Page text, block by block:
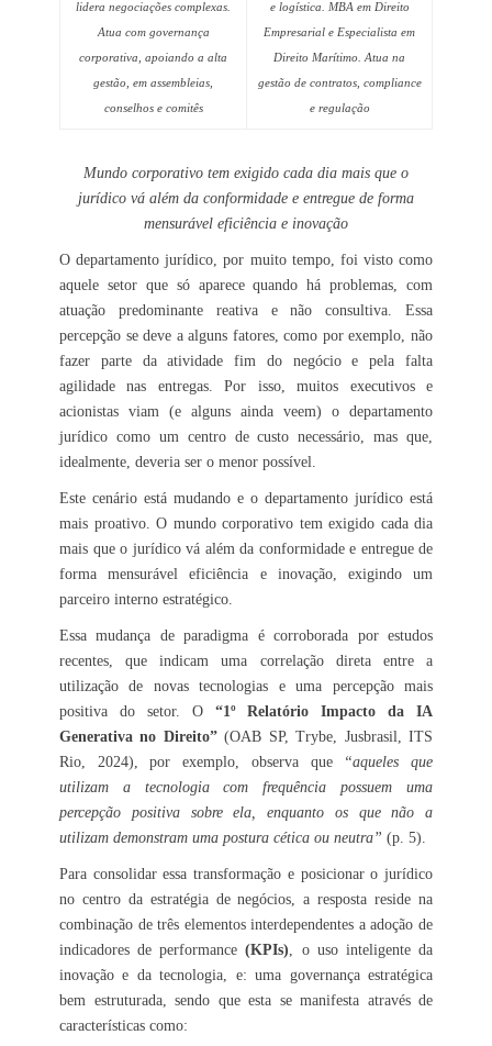
lidera negociações complexas.
Atua com governança
corporativa, apoiando a alta
gestão, em assembleias,
conselhos e comitês
e logística. MBA em Direito
Empresarial e Especialista em
Direito Marítimo. Atua na
gestão de contratos, compliance
e regulação
Mundo corporativo tem exigido cada dia mais que o
jurídico vá além da conformidade e entregue de forma
mensurável eficiência e inovação
O departamento jurídico, por muito tempo, foi visto como
aquele setor que só aparece quando há problemas, com
atuação predominante reativa e não consultiva. Essa
percepção se deve a alguns fatores, como por exemplo, não
fazer parte da atividade fim do negócio e pela falta
agilidade nas entregas. Por isso, muitos executivos e
acionistas viam (e alguns ainda veem) o departamento
jurídico como um centro de custo necessário, mas que,
idealmente, deveria ser o menor possível.
Este cenário está mudando e o departamento jurídico está
mais proativo. O mundo corporativo tem exigido cada dia
mais que o jurídico vá além da conformidade e entregue de
forma mensurável eficiência e inovação, exigindo um
parceiro interno estratégico.
Essa mudança de paradigma é corroborada por estudos
recentes, que indicam uma correlação direta entre a
utilização de novas tecnologias e uma percepção mais
positiva do setor. O “1º Relatório Impacto da IA
Generativa no Direito”(OAB SP, Trybe, Jusbrasil, ITS
Rio, 2024), por exemplo, observa que
“aqueles que
utilizam a tecnologia com frequência possuem uma
percepção positiva sobre ela, enquanto os que não a
utilizam demonstram uma postura cética ou neutra” (p. 5).
Para consolidar essa transformação e posicionar o jurídico
no centro da estratégia de negócios, a resposta reside na
combinação de três elementos interdependentes a adoção de
indicadores de performance(KPIs), o uso inteligente da
inovação e da tecnologia, e: uma governança estratégica
bem estruturada, sendo que esta se manifesta através de
características como: